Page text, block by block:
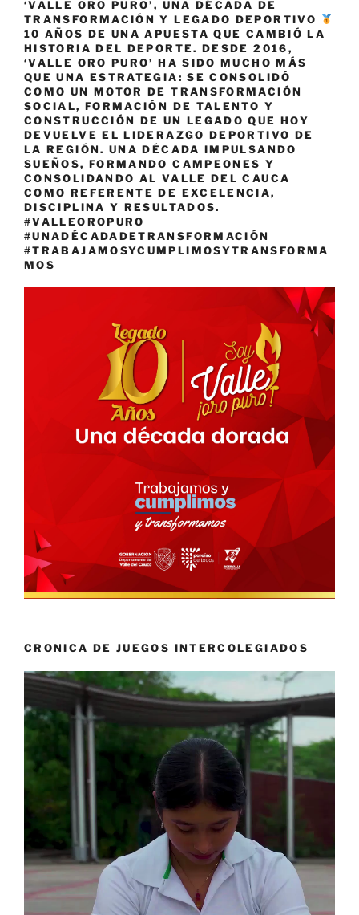
‘VALLE ORO PURO’, UNA DÉCADA DE
TRANSFORMACIÓN Y LEGADO DEPORTIVO
10 AÑOS DE UNA APUESTA QUE CAMBIÓ LA
HISTORIA DEL DEPORTE. DESDE 2016,
‘VALLE ORO PURO’ HA SIDO MUCHO MÁS
QUE UNA ESTRATEGIA: SE CONSOLIDÓ
COMO UN MOTOR DE TRANSFORMACIÓN
SOCIAL, FORMACIÓN DE TALENTO Y
CONSTRUCCIÓN DE UN LEGADO QUE HOY
DEVUELVE EL LIDERAZGO DEPORTIVO DE
LA REGIÓN. UNA DÉCADA IMPULSANDO
SUEÑOS, FORMANDO CAMPEONES Y
CONSOLIDANDO AL VALLE DEL CAUCA
COMO REFERENTE DE EXCELENCIA,
DISCIPLINA Y RESULTADOS.
#VALLEOROPURO
#UNADÉCADADETRANSFORMACIÓN
#TRABAJAMOSYCUMPLIMOSYTRANSFORMA
MOS
CRONICA DE JUEGOS INTERCOLEGIADOS
Reproductor
vídeo